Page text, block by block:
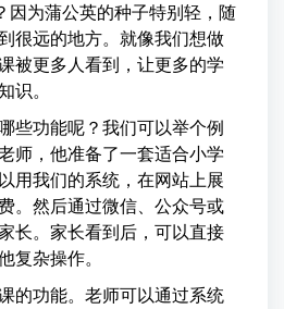
因为蒲公英的种子特别轻，随
很远的地方。就像我们想做
被更多人看到，让更多的学
识。
些功能呢？我们可以举个例
师，他准备了一套适合小学
用我们的系统，在网站上展
。然后通过微信、公众号或
长。家长看到后，可以直接
复杂操作。
的功能。老师可以通过系统